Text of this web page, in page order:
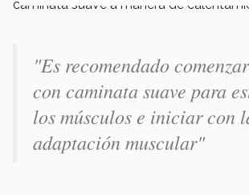
caminata suave a manera de
"Es recomendado
con caminata suave para
los músculos e iniciar con
adaptación muscular"